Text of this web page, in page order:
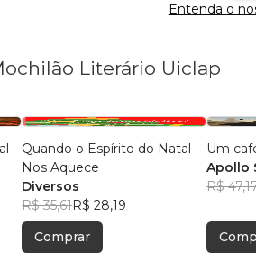
Entenda o
Literário Uiclap
Quando o Espírito do Natal
Nos Aquece
Diversos
R$ 35,61R$ 28,19
Comprar
Um
Apollo
R$